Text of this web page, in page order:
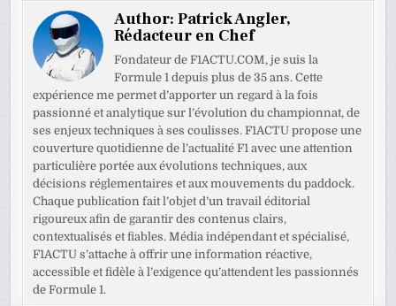
Author:Patrick Angler,
Rédacteur en Chef
Fondateur de F1ACTU.COM, je suis la
Formule 1 depuis plus de 35 ans. Cette
expérience me permet d’apporter un regard à la fois
passionné et analytique sur l’évolution du championnat, de
ses enjeux techniques à ses coulisses. F1ACTU propose une
couverture quotidienne de l’actualité F1 avec une attention
particulière portée aux évolutions techniques, aux
décisions réglementaires et aux mouvements du paddock.
Chaque publication fait l’objet d’un travail éditorial
rigoureux afin de garantir des contenus clairs,
contextualisés et fiables. Média indépendant et spécialisé,
F1ACTU s’attache à offrir une information réactive,
accessible et fidèle à l’exigence qu’attendent les passionnés
de Formule 1.